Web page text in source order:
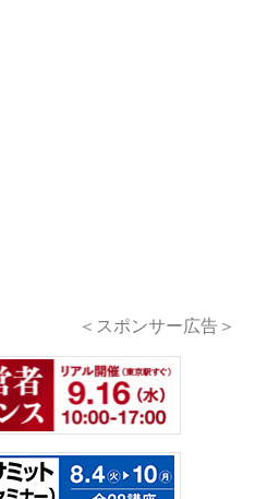
＜スポンサー広告＞